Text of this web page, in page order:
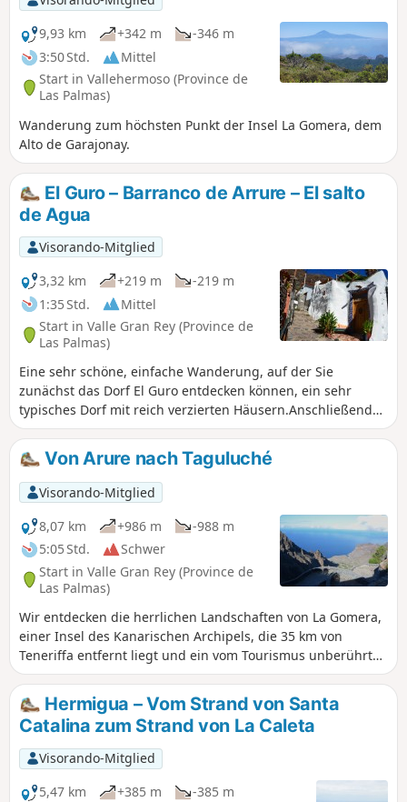
Sobald Sie auf der Straße sind, gehen Sie rechts hinunter.
Und schon sind Sie wieder zurück.
9,93 km
+342 m
-346 m
3:50 Std.
Mittel
Start in Vallehermoso (Province de
Las Palmas)
Wanderung zum höchsten Punkt der Insel La Gomera, dem
Alto de Garajonay.
El Guro – Barranco de Arrure – El salto
de Agua
Visorando-Mitglied
3,32 km
+219 m
-219 m
1:35 Std.
Mittel
Start in Valle Gran Rey (Province de
Las Palmas)
Eine sehr schöne, einfache Wanderung, auf der Sie
zunächst das Dorf El Guro entdecken können, ein sehr
typisches Dorf mit reich verzierten Häusern.Anschließend
steigt der Weg entlang des Barranco de Arrure bis zum
kleinen Wasserfall an.
Von Arure nach Taguluché
Visorando-Mitglied
8,07 km
+986 m
-988 m
5:05 Std.
Schwer
Start in Valle Gran Rey (Province de
Las Palmas)
Wir entdecken die herrlichen Landschaften von La Gomera,
einer Insel des Kanarischen Archipels, die 35 km von
Teneriffa entfernt liegt und ein vom Tourismus unberührter
Ort sowie ein Paradies für Wanderer ist. Eine recht
anspruchsvolle Wanderung, die vom Dorf Arure nach
Taguluche führt, das 800 m tiefer liegt. Der Abstieg ist steil,
aber die Landschaften sind atemberaubend. Eine sehr
felsige Landschaft, gefolgt von einem letzten Abschnitt des
Abstiegs durch terrassierte Gärten, um schließlich auf den
Lavapfaden am Meer zu enden.
Hermigua – Vom Strand von Santa
Catalina zum Strand von La Caleta
Visorando-Mitglied
5,47 km
+385 m
-385 m